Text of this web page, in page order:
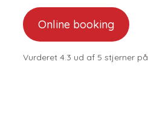
Online booking
Vurderet 4.3 ud af 5 stjerner på